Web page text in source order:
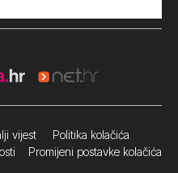
vijest Politika kolačića
Promijeni postavke kolačića